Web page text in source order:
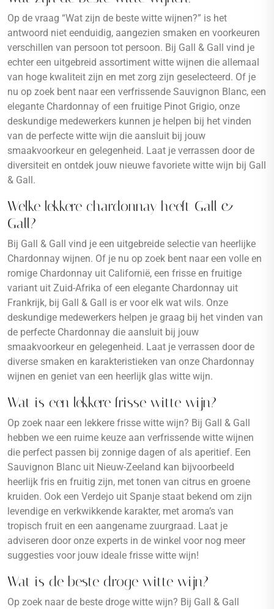
Op de vraag “Wat zijn de beste witte wijnen?” is het
antwoord niet eenduidig, aangezien smaken en voorkeuren
verschillen van persoon tot persoon. Bij Gall & Gall vind je
echter een uitgebreid assortiment witte wijnen die allemaal
van hoge kwaliteit zijn en met zorg zijn geselecteerd. Of je
nu op zoek bent naar een verfrissende Sauvignon Blanc, een
elegante Chardonnay of een fruitige Pinot Grigio, onze
deskundige medewerkers kunnen je helpen bij het vinden
van de perfecte witte wijn die aansluit bij jouw
smaakvoorkeur en gelegenheid. Laat je verrassen door de
diversiteit en ontdek jouw nieuwe favoriete witte wijn bij Gall
& Gall.
Welke lekkere chardonnay heeft Gall &
Gall?
Bij Gall & Gall vind je een uitgebreide selectie van heerlijke
Chardonnay wijnen. Of je nu op zoek bent naar een volle en
romige Chardonnay uit Californië, een frisse en fruitige
variant uit Zuid-Afrika of een elegante Chardonnay uit
Frankrijk, bij Gall & Gall is er voor elk wat wils. Onze
deskundige medewerkers helpen je graag bij het vinden van
de perfecte Chardonnay die aansluit bij jouw
smaakvoorkeur en gelegenheid. Laat je verrassen door de
diverse smaken en karakteristieken van onze Chardonnay
wijnen en geniet van een heerlijk glas witte wijn.
Wat is een lekkere frisse witte wijn?
Op zoek naar een lekkere frisse witte wijn? Bij Gall & Gall
hebben we een ruime keuze aan verfrissende witte wijnen
die perfect passen bij zonnige dagen of als aperitief. Een
Sauvignon Blanc uit Nieuw-Zeeland kan bijvoorbeeld
heerlijk fris en fruitig zijn, met tonen van citrus en groene
kruiden. Ook een Verdejo uit Spanje staat bekend om zijn
levendige en verkwikkende karakter, met aroma’s van
tropisch fruit en een aangename zuurgraad. Laat je
adviseren door onze experts in de winkel voor nog meer
suggesties voor jouw ideale frisse witte wijn!
Wat is de beste droge witte wijn?
Op zoek naar de beste droge witte wijn? Bij Gall & Gall